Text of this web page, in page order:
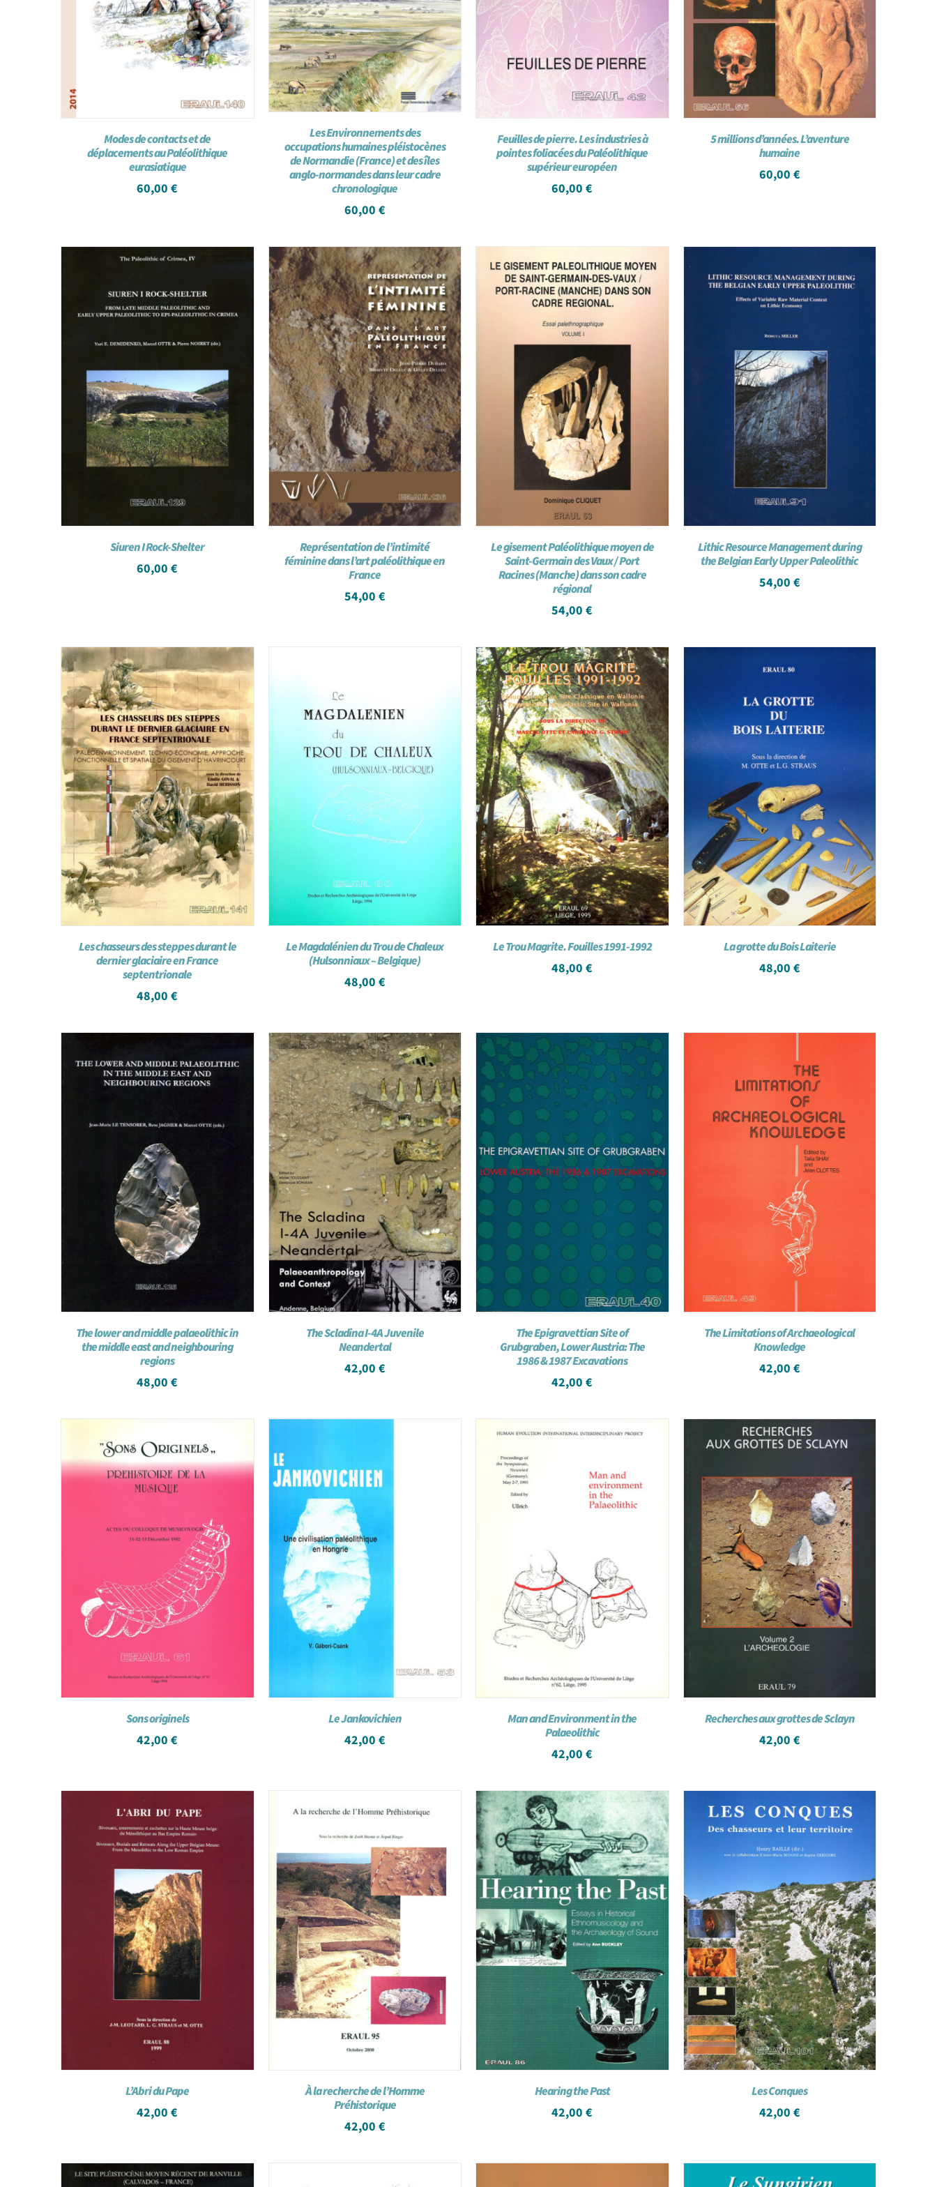
Modes de contacts et de
déplacements au Paléolithique
eurasiatique
60,00€
Les Environnements des
occupations humaines pléistocènes
de Normandie (France) et des îles
anglo-normandes dans leur cadre
chronologique
60,00 €
Feuilles de pierre. Les industries à
pointes foliacées du Paléolithique
supérieur européen
60,00€
5 millions d’années. L’aventure
humaine
60,00 €
Siuren I Rock-Shelter
60,00€
Représentation de l’intimité
féminine dans l’art paléolithique en
France
54,00 €
Le gisement Paléolithique moyen de
Saint-Germain des Vaux / Port
Racines (Manche) dans son cadre
régional
54,00€
Lithic Resource Management during
the Belgian Early Upper Paleolithic
54,00 €
Les chasseurs des steppes durant le
dernier glaciaire en France
septentrionale
48,00€
Le Magdalénien du Trou de Chaleux
(Hulsonniaux – Belgique)
48,00 €
Le Trou Magrite. Fouilles 1991-1992
48,00€
La grotte du Bois Laiterie
48,00 €
The lower and middle palaeolithic in
the middle east and neighbouring
regions
48,00€
The Scladina I-4A Juvenile
Neandertal
42,00 €
The Epigravettian Site of
Grubgraben, Lower Austria: The
1986 & 1987 Excavations
42,00€
The Limitations of Archaeological
Knowledge
42,00 €
Sons originels
42,00€
Le Jankovichien
42,00 €
Man and Environment in the
Palaeolithic
42,00€
Recherches aux grottes de Sclayn
42,00 €
L’Abri du Pape
42,00€
À la recherche de l’Homme
Préhistorique
42,00 €
Hearing the Past
42,00€
Les Conques
42,00 €